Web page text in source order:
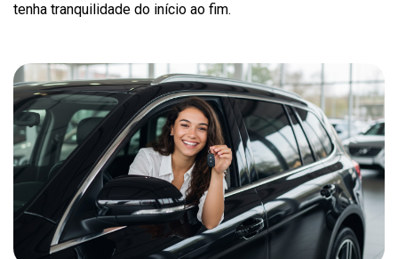
tenha tranquilidade do início ao fim.